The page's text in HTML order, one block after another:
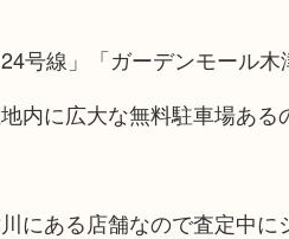
号線」「ガーデンモール木
内に広大な無料駐車場ある
にある店舗なので査定中に